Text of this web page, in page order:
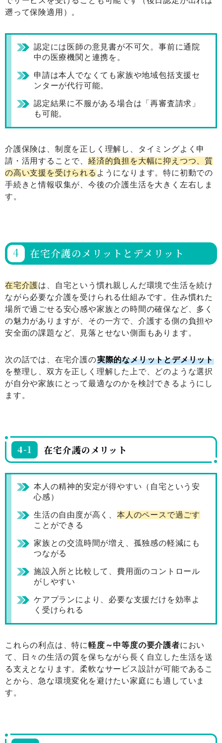
遡って保険適用）。
認定には医師の意見書が不可欠。事前に通院
中の医療機関と連携を。
申請は本人でなくても家族や地域包括支援セ
ンターが代行可能。
認定結果に不服がある場合は「再審査請求」
も可能。
介護保険は、制度を正しく理解し、タイミングよく申
請・活用することで、 経済的負担を大幅に抑えつつ、質
の高い支援を受けられる ようになります。特に初動での
手続きと情報収集が、今後の介護生活を大きく左右しま
す。
在宅介護のメリットとデメリット
在宅介護は、自宅という慣れ親しんだ環境で生活を続け
ながら必要な介護を受けられる仕組みです。住み慣れた
場所で過ごせる安心感や家族との時間の確保など、多く
の魅力がありますが、その一方で、介護する側の負担や
安全面の課題など、見落とせない側面もあります。
次の話では、在宅介護の実際的なメリットとデメリット
を整理し、双方を正しく理解した上で、どのような選択
が自分や家族にとって最適なのかを検討できるようにし
ます。
4-1 在宅介護のメリット
本人の精神的安定が得やすい（自宅という安
心感）
生活の自由度が高く、 本人のペースで過ごす
ことができる
家族との交流時間が増え、孤独感の軽減にも
つながる
施設入所と比較して、費用面のコントロール
がしやすい
ケアプランにより、必要な支援だけを効率よ
く受けられる
これらの利点は、特に軽度～中等度の要介護者におい
て、日々の生活の質を保ちながら長く自立した生活を送
る支えとなります。柔軟なサービス設計が可能であるこ
とから、急な環境変化を避けたい家庭にも適していま
す。